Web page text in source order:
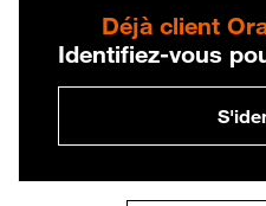
Déjà client
Identifiez-vous